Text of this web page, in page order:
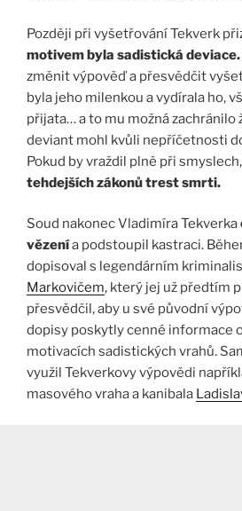
Později při vyšetřování Tekverk
motivem byla sadistická deviace.
změnit výpověď a přesvědčit
byla jeho milenkou a vydírala ho,
přijata… a to mu možná zachránilo
deviant mohl kvůli nepříčetnosti
Pokud by vraždil plně při
tehdejších zákonů trest smrti.
Soud nakonec Vladimíra Tekverka
vězenía podstoupil kastraci.
dopisoval s legendárním
Markovičem, který jej už předtím
přesvědčil, aby u své původní
dopisy poskytly cenné informace
motivacích sadistických vrahů.
využil Tekverkovy výpovědi
masového vraha a kanibala